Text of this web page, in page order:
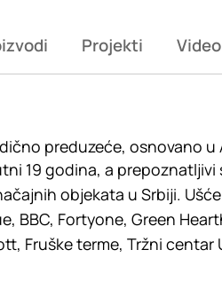
Projekti Video
preduzeće, osnovano
19 godina, a
objekata u Srbiji.
BBC, Fortyone, Green
Fruške terme, Tržni centar